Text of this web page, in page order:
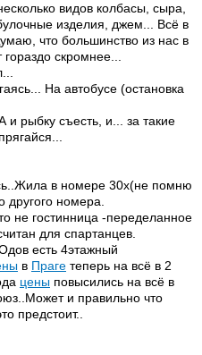
видов колбасы, сыра,
изделия, джем... Всё в
что большинство из нас в
скромнее...
На автобусе (остановка
и рыбку съесть, и... за такие
в номере 30х(не помню
другого номера.
не гостинница -переделанное
для спартанцев.
есть 4этажный
в Праге теперь на всё в 2
цены повысились на всё в
и правильно что
предстоит..